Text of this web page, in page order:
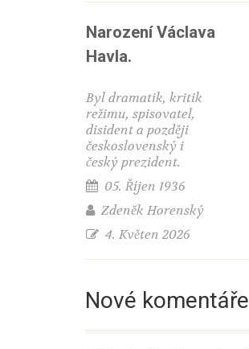
Narození Václava
Havla.
Byl dramatik, kritik
režimu, spisovatel,
disident a později
československý i
český prezident.
05. Říjen 1936
Zdeněk Horenský
4. Květen 2026
Nové komentáře